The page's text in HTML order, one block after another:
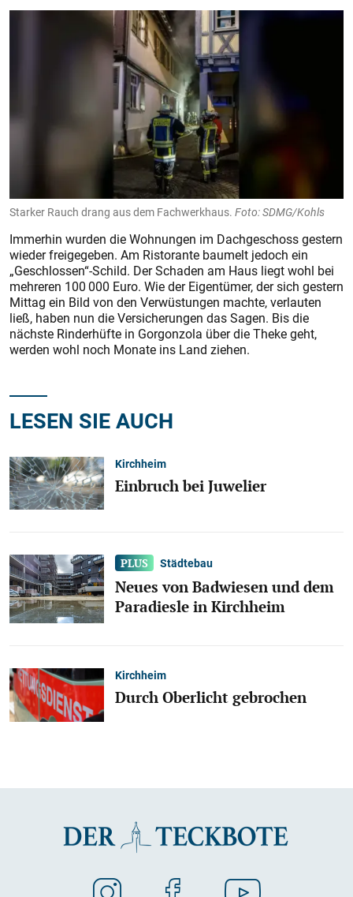
Starker Rauch drang aus dem Fachwerkhaus. Foto: SDMG/Kohls
Immerhin wurden die Wohnungen im Dachgeschoss gestern
wieder freigegeben. Am Ristorante baumelt jedoch ein
„Geschlossen“-Schild. Der Schaden am Haus liegt wohl bei
mehreren 100 000 Euro. Wie der Eigentümer, der sich gestern
Mittag ein Bild von den Verwüstungen machte, verlauten
ließ, haben nun die Versicherungen das Sagen. Bis die
nächste Rinderhüfte in Gorgonzola über die Theke geht,
werden wohl noch Monate ins Land ziehen.
LESEN SIE AUCH
Kirchheim
Einbruch bei Juwelier
Städtebau
Neues von Badwiesen und dem
Paradiesle in Kirchheim
Kirchheim
Durch Oberlicht gebrochen